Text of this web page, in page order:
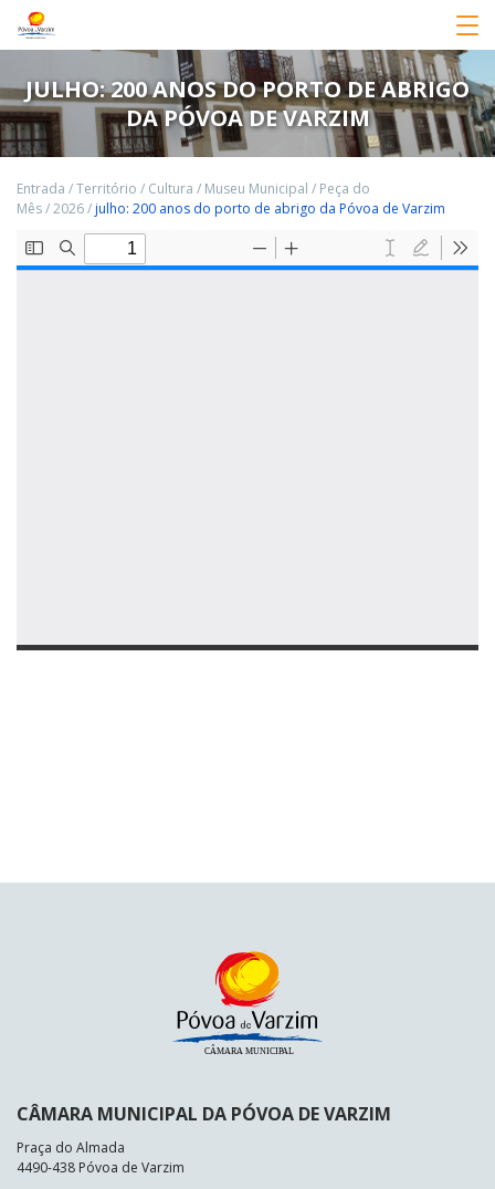
JULHO: 200 ANOS DO PORTO DE ABRIGO
DA PÓVOA DE VARZIM
Entrada /Território / Cultura / Museu Municipal / Peça do
Mês/2026/julho: 200 anos do porto de abrigo da Póvoa de Varzim
CÂMARA MUNICIPAL DA PÓVOA DE VARZIM
Praça do Almada
4490-438 Póvoa de Varzim